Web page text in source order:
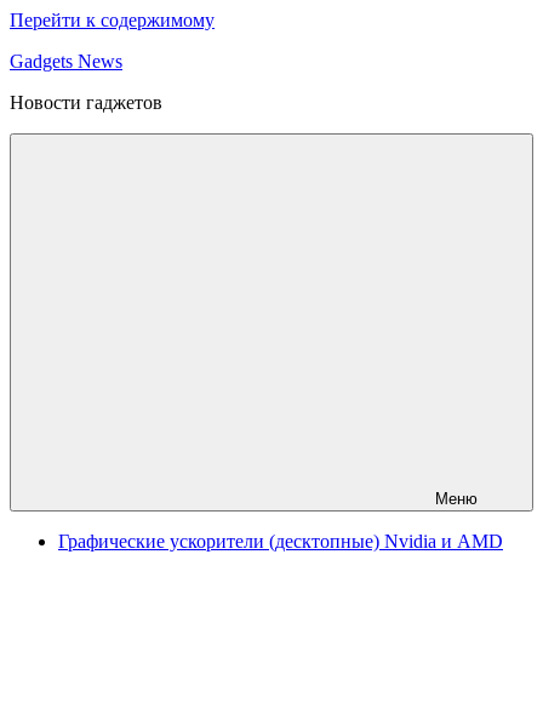
Перейти к содержимому
Gadgets News
Новости гаджетов
Меню
Графические ускорители (десктопные) Nvidia и AMD